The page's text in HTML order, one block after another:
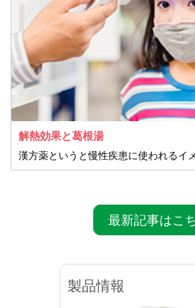
解熱効果と葛根湯
最新記事はこ
製品情報